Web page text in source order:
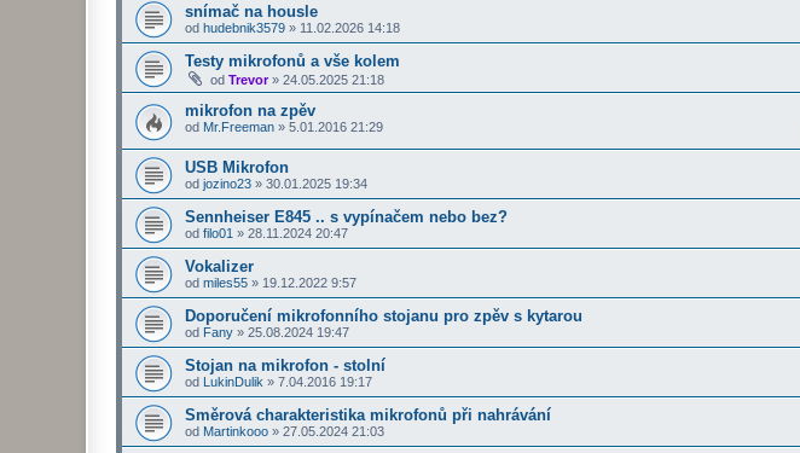
snímač na housle
od hudebnik3579 » 11.02.2026 14:18
Testy mikrofonů a vše kolem
od Trevor» 24.05.2025 21:18
mikrofon na zpěv
od Mr.Freeman » 5.01.2016 21:29
USB Mikrofon
od jozino23 » 30.01.2025 19:34
Sennheiser E845 .. s vypínačem nebo bez?
od filo01 » 28.11.2024 20:47
Vokalizer
od miles55 » 19.12.2022 9:57
Doporučení mikrofonního stojanu pro zpěv s kytarou
od Fany » 25.08.2024 19:47
Stojan na mikrofon - stolní
od LukinDulik » 7.04.2016 19:17
Směrová charakteristika mikrofonů při nahrávání
od Martinkooo » 27.05.2024 21:03